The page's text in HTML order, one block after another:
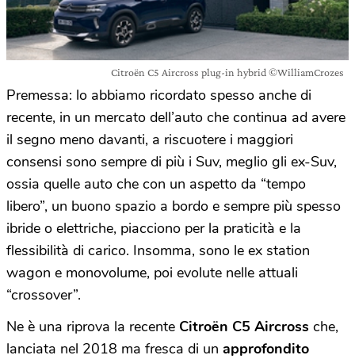
Citroën C5 Aircross plug-in hybrid ©WilliamCrozes
Premessa: lo abbiamo ricordato spesso anche di
recente, in un mercato dell’auto che continua ad avere
il segno meno davanti, a riscuotere i maggiori
consensi sono sempre di più i Suv, meglio gli ex-Suv,
ossia quelle auto che con un aspetto da “tempo
libero”, un buono spazio a bordo e sempre più spesso
ibride o elettriche, piacciono per la praticità e la
flessibilità di carico. Insomma, sono le ex station
wagon e monovolume, poi evolute nelle attuali
“crossover”.
Ne è una riprova la recente Citroën C5 Aircross che,
lanciata nel 2018 ma fresca di un approfondito